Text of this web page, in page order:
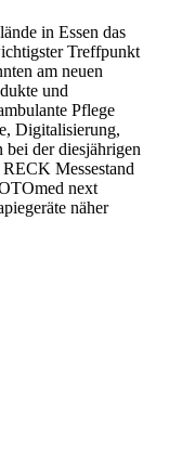
in Essen das
Treffpunkt
am neuen
und
Pflege
Digitalisierung,
bei der diesjährigen
Messestand
next
näher